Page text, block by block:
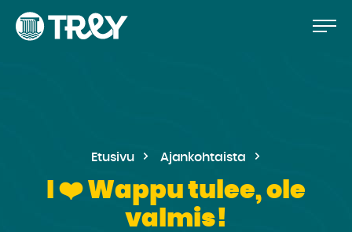
Hyppää
sisältöön
Siirry
TREY
-etusivulle
Etusivu Ajankohtaista
I ❤️ Wappu tulee, ole
valmis!